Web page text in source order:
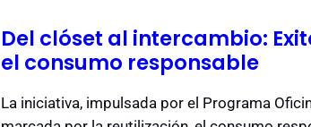
Del clóset al intercambio:
el consumo responsable
La iniciativa, impulsada por el Programa